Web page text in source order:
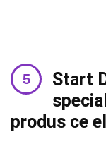
Start
produs ce